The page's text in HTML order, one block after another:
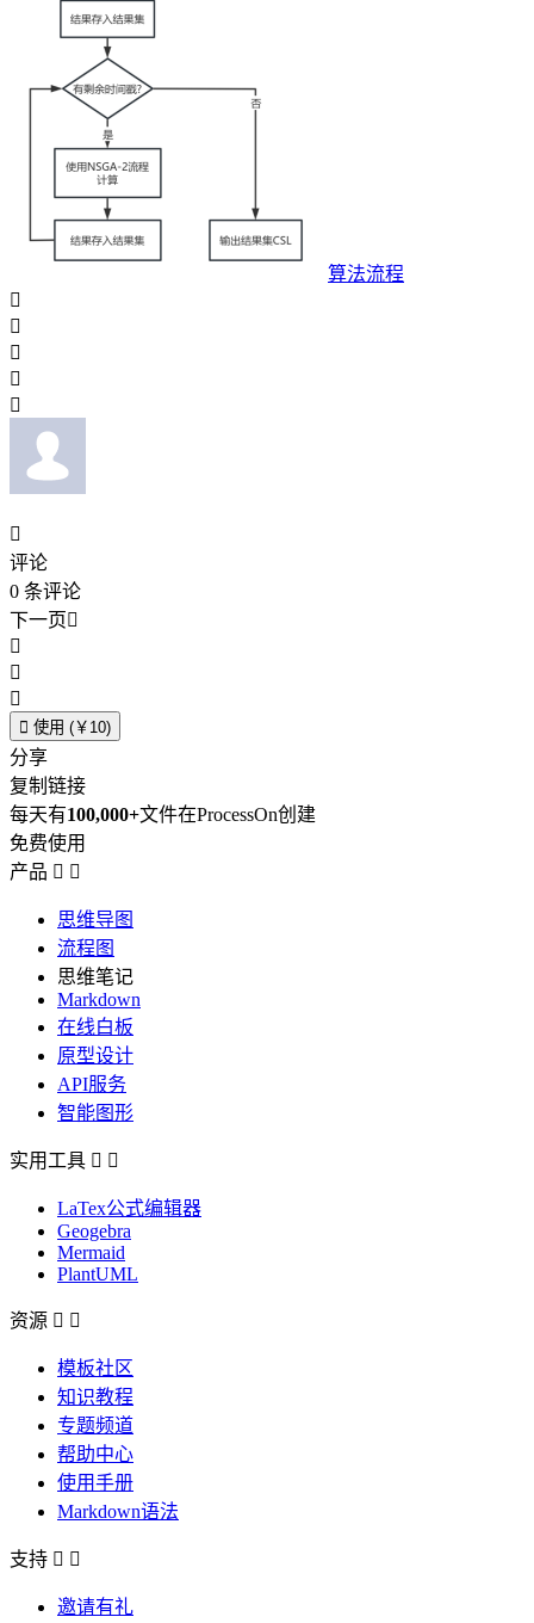
算法流程






评论
0 条评论
下一页



 使用 (￥10)
分享
复制链接
每天有100,000+文件在ProcessOn创建
免费使用
产品  
思维导图
流程图
思维笔记
Markdown
在线白板
原型设计
API服务
智能图形
实用工具  
LaTex公式编辑器
Geogebra
Mermaid
PlantUML
资源  
模板社区
知识教程
专题频道
帮助中心
使用手册
Markdown语法
支持  
邀请有礼